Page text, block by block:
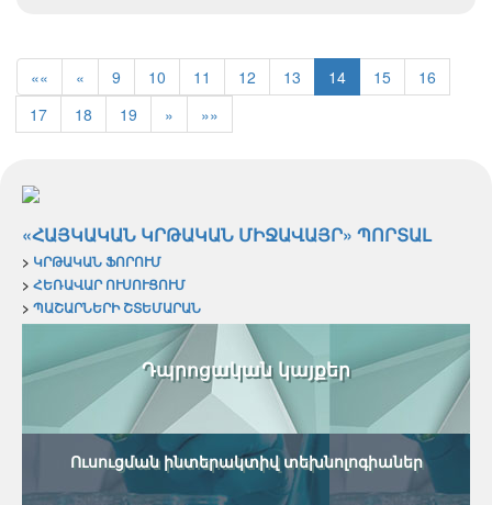
«« « 9 10 11 12 13 14 15
16
17
18 19 » »»
«ՀԱՅԿԱԿԱՆ ԿՐԹԱԿԱՆ ՄԻՋԱՎԱՅՐ» ՊՈՐՏԱԼ
> ԿՐԹԱԿԱՆ ՖՈՐՈՒՄ
> ՀԵՌԱՎԱՐ ՈՒՍՈՒՑՈՒՄ
> ՊԱՇԱՐՆԵՐԻ ՇՏԵՄԱՐԱՆ
Դպրոցական կայքեր
Ուսուցման ինտերակտիվ տեխնոլոգիաներ